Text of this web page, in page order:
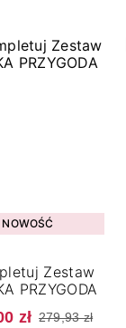
NOWOŚĆ
Zestaw
PRZYGODA
zł 279,93 zł